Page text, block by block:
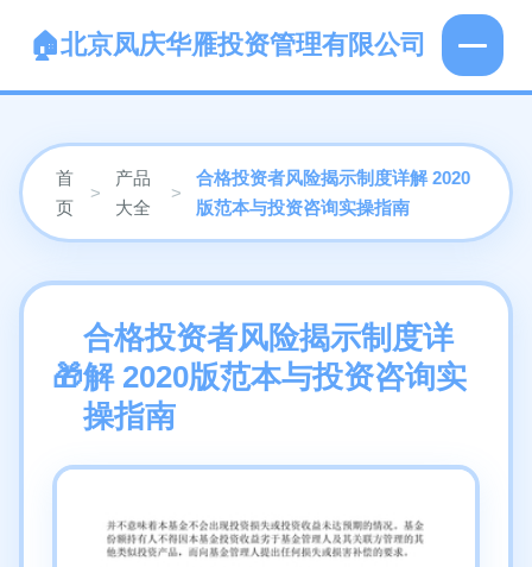
北京凤庆华雁投资管理有限公司
首
页
>
产品
大全
>
合格投资者风险揭示制度详解 2020
版范本与投资咨询实操指南
合格投资者风险揭示制度详
解 2020版范本与投资咨询实
操指南